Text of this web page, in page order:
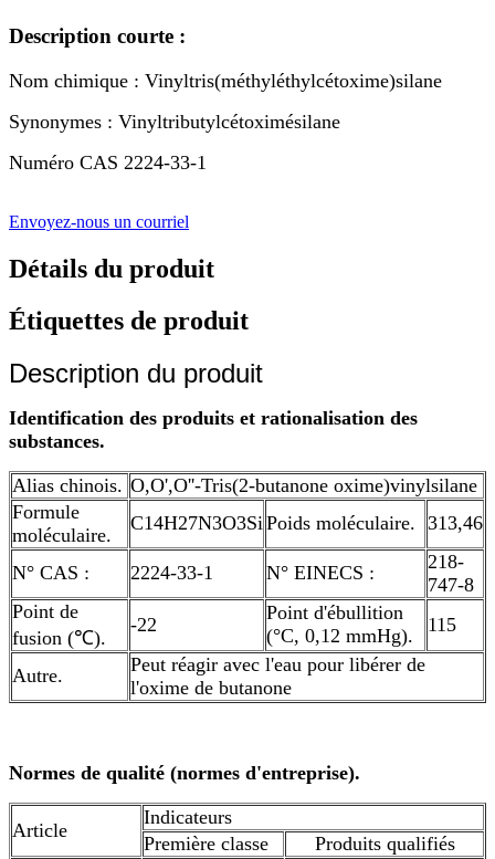
Description courte :
Nom chimique : Vinyltris(méthyléthylcétoxime)silane
Synonymes : Vinyltributylcétoximésilane
Numéro CAS 2224-33-1
Envoyez-nous un courriel
Détails du produit
Étiquettes de produit
Description du produit
Identification des produits et rationalisation des
substances.
Alias ​​chinois. O,O',O''-Tris(2-butanone oxime)vinylsilane
Formule
moléculaire.
C14H27N3O3Si Poids moléculaire. 313,46
N° CAS : 2224-33-1 N° EINECS :
218-
747-8
Point de
fusion (℃).
-22
Point d'ébullition
(°C, 0,12 mmHg).
115
Autre.
Peut réagir avec l'eau pour libérer de
l'oxime de butanone
Normes de qualité (normes d'entreprise).
Article
Indicateurs
Première classe
Produits qualifiés